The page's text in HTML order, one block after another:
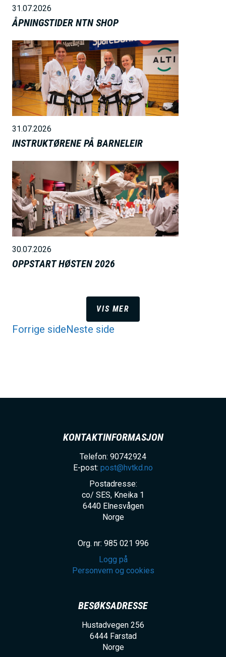
31.07.2026
ÅPNINGSTIDER NTN SHOP
B
i
l
d
e
31.07.2026
INSTRUKTØRENE PÅ BARNELEIR
B
i
l
d
e
30.07.2026
OPPSTART HØSTEN 2026
VIS MER
Forrige sideNeste side
KONTAKTINFORMASJON
Telefon: 90742924
E-post: post@hvtkd.no
Postadresse:
co/ SES, Kneika 1
6440 Elnesvågen
Norge
Org. nr: 985 021 996
Logg på
Personvern og cookies
BESØKSADRESSE
Hustadvegen 256
6444 Farstad
Norge